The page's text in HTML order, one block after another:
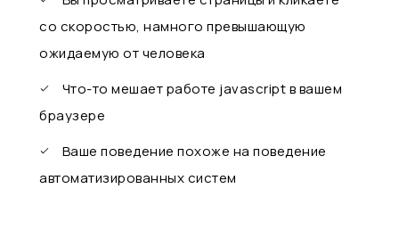
со скоростью, намного превышающую
ожидаемую от человека
Что-то мешает работе javascript в вашем
браузере
Ваше поведение похоже на поведение
автоматизированных систем